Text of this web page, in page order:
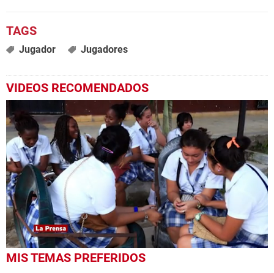
Jugador Jugadores
VIDEOS RECOMENDADOS
0
seconds
MIS TEMAS PREFERIDOS